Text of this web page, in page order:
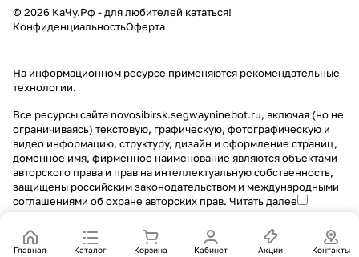
Главная Каталог Корзина Кабинет Акции Контакты
© 2026 КаЧу.Рф - для любителей кататься!
КонфиденциальностьОферта
На информационном ресурсе применяются рекомендательные
технологии.
Все ресурсы сайта novosibirsk.segwayninebot.ru, включая (но не
ограничиваясь) текстовую, графическую, фотографическую и
видео информацию, структуру, дизайн и оформление страниц,
доменное имя, фирменное наименование являются объектами
авторского права и прав на интеллектуальную собственность,
защищены российским законодательством и международными
соглашениями об охране авторских прав. Читать далее